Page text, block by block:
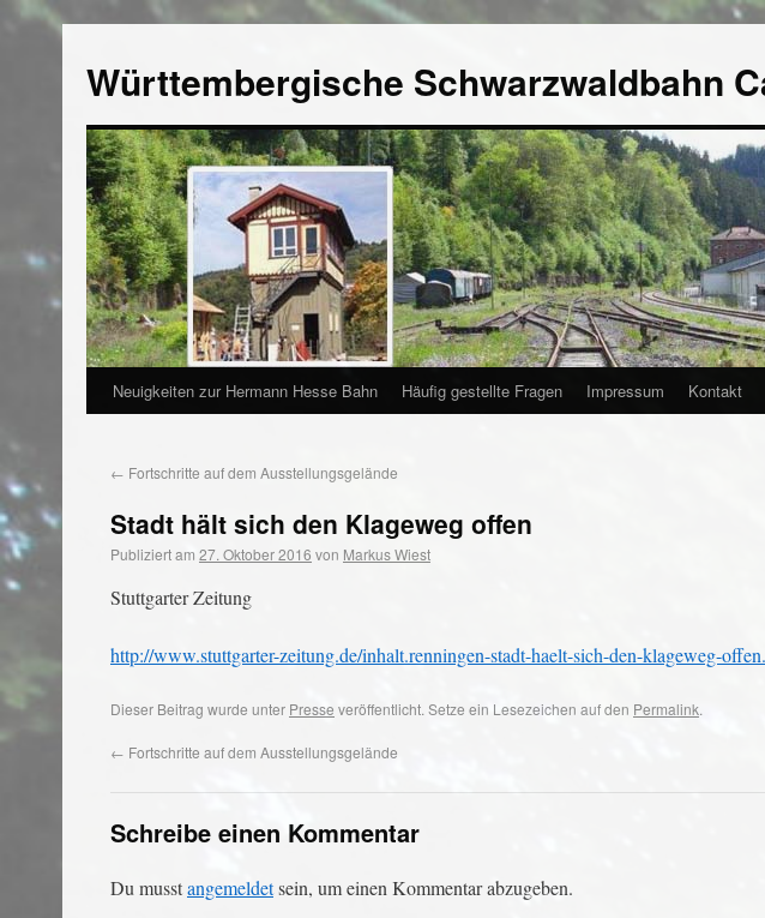
Württembergische Schwarzwaldbahn
Neuigkeiten zur Hermann Hesse Bahn Häufig gestellte Fragen Impressum Kontakt
← Fortschritte auf dem Ausstellungsgelände
Stadt hält sich den Klageweg offen
Publiziert am 27. Oktober 2016 von Markus Wiest
Stuttgarter Zeitung
http://www.stuttgarter-zeitung.de/inhalt.renningen-stadt-haelt-sich-den-klageweg-
Dieser Beitrag wurde unter Presse veröffentlicht. Setze ein Lesezeichen auf den Permalink.
← Fortschritte auf dem Ausstellungsgelände
Schreibe einen Kommentar
Du musstangemeldetsein, um einen Kommentar abzugeben.